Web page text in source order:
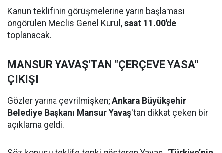
Kanun teklifinin görüşmelerine yarın başlaması
öngörülen Meclis Genel Kurul, saat 11.00'de
toplanacak.
MANSUR YAVAŞ'TAN "ÇERÇEVE YASA"
ÇIKIŞI
Gözler yarına çevrilmişken; Ankara Büyükşehir
Belediye Başkanı Mansur Yavaş'tan dikkat çeken bir
açıklama geldi.